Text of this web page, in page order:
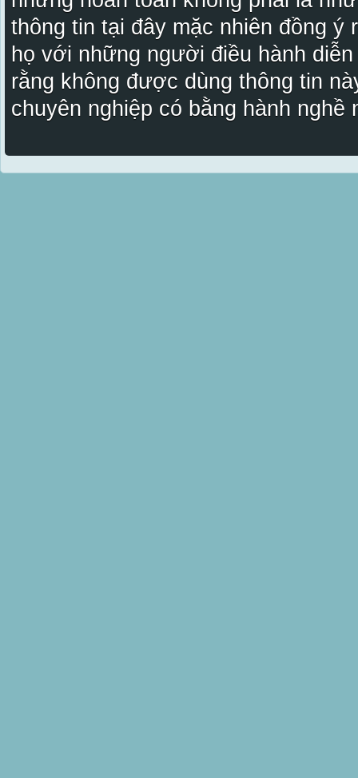
thông tin tại đây mặc nhiên đồng ý
họ với những người điều hành
rằng không được dùng thông tin
chuyên nghiệp có bằng hành